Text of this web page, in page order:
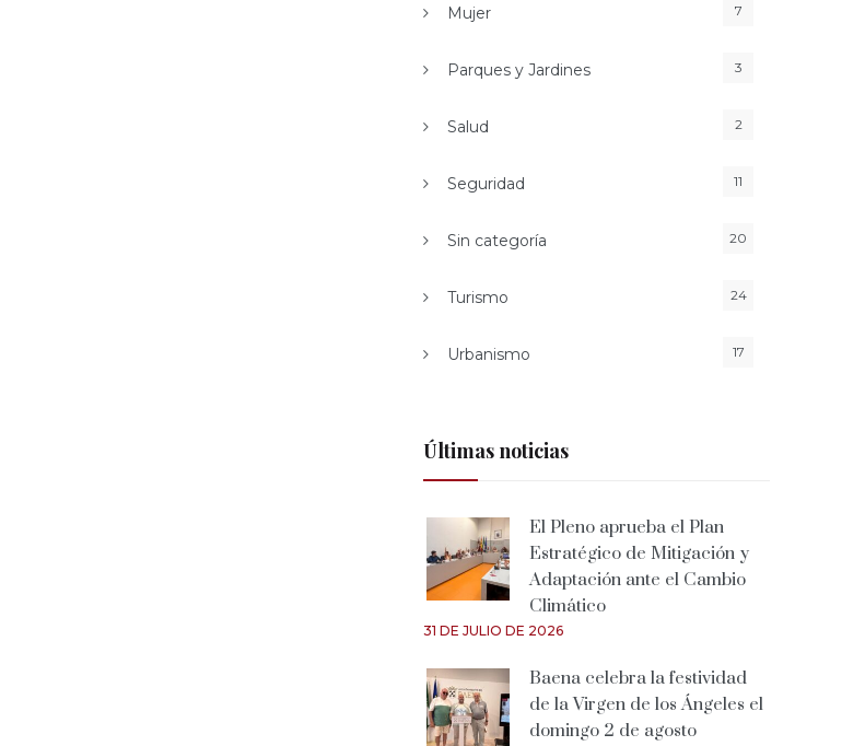
Mujer 7
Parques y Jardines 3
Salud 2
Seguridad 11
Sin categoría 20
Turismo 24
Urbanismo 17
Últimas noticias
El Pleno aprueba el Plan
Estratégico de Mitigación y
Adaptación ante el Cambio
Climático
31 DE JULIO DE 2026
Baena celebra la festividad
de la Virgen de los Ángeles el
domingo 2 de agosto